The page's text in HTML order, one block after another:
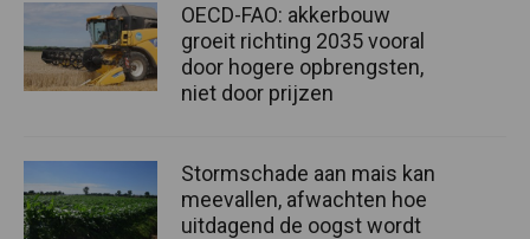
OECD-FAO: akkerbouw
groeit richting 2035 vooral
door hogere opbrengsten,
niet door prijzen
Stormschade aan mais kan
meevallen, afwachten hoe
uitdagend de oogst wordt